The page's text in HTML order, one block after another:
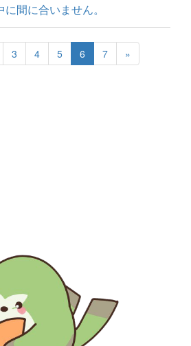
間に合いません。
3 4 5 6 7 »